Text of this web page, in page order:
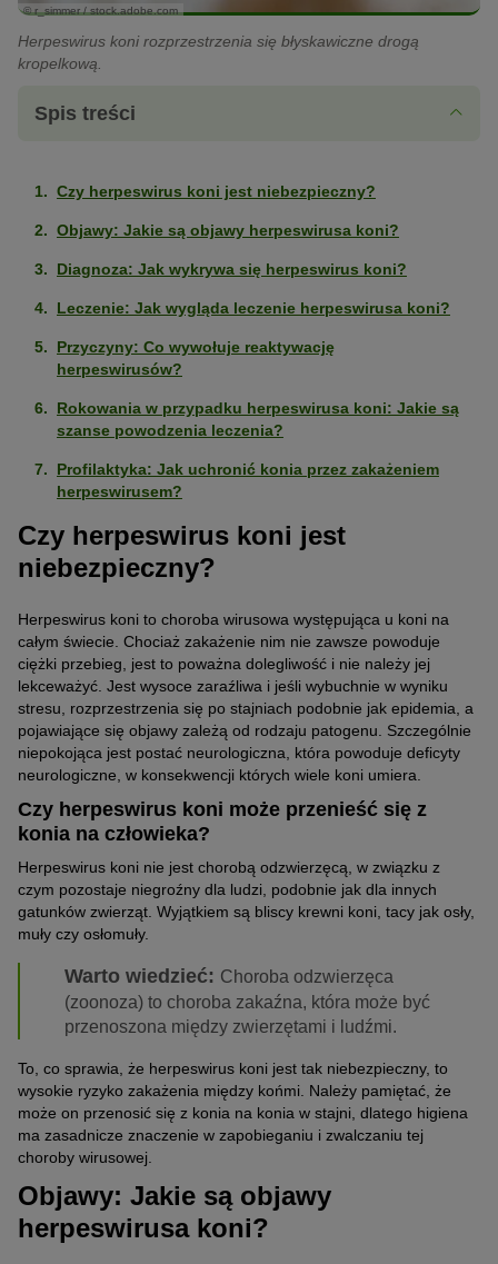
© r_simmer / stock.adobe.com
Herpeswirus koni rozprzestrzenia się błyskawiczne drogą
kropelkową.
Spis treści
Czy herpeswirus koni jest niebezpieczny?
Objawy: Jakie są objawy herpeswirusa koni?
Diagnoza: Jak wykrywa się herpeswirus koni?
Leczenie: Jak wygląda leczenie herpeswirusa koni?
Przyczyny: Co wywołuje reaktywację
herpeswirusów?
Rokowania w przypadku herpeswirusa koni: Jakie są
szanse powodzenia leczenia?
Profilaktyka: Jak uchronić konia przez zakażeniem
herpeswirusem?
Czy herpeswirus koni jest
niebezpieczny?
Herpeswirus koni to choroba wirusowa występująca u koni na
całym świecie. Chociaż zakażenie nim nie zawsze powoduje
ciężki przebieg, jest to poważna dolegliwość i nie należy jej
lekceważyć. Jest wysoce zaraźliwa i jeśli wybuchnie w wyniku
stresu, rozprzestrzenia się po stajniach podobnie jak epidemia, a
pojawiające się objawy zależą od rodzaju patogenu. Szczególnie
niepokojąca jest postać neurologiczna, która powoduje deficyty
neurologiczne, w konsekwencji których wiele koni umiera.
Czy herpeswirus koni może przenieść się z
konia na człowieka?
Herpeswirus koni nie jest chorobą odzwierzęcą, w związku z
czym pozostaje niegroźny dla ludzi, podobnie jak dla innych
gatunków zwierząt. Wyjątkiem są bliscy krewni koni, tacy jak osły,
muły czy osłomuły.
Warto wiedzieć: Choroba odzwierzęca
(zoonoza) to choroba zakaźna, która może być
przenoszona między zwierzętami i ludźmi.
To, co sprawia, że herpeswirus koni jest tak niebezpieczny, to
wysokie ryzyko zakażenia między końmi. Należy pamiętać, że
może on przenosić się z konia na konia w stajni, dlatego higiena
ma zasadnicze znaczenie w zapobieganiu i zwalczaniu tej
choroby wirusowej.
Objawy: Jakie są objawy
herpeswirusa koni?